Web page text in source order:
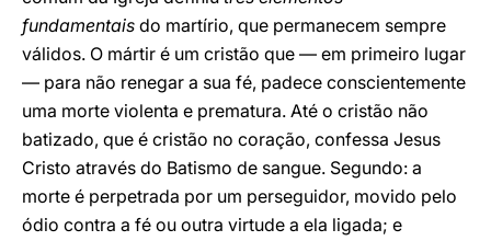
fundamentais do martírio, que permanecem sempre
válidos. O mártir é um cristão que — em primeiro lugar
— para não renegar a sua fé, padece conscientemente
uma morte violenta e prematura. Até o cristão não
batizado, que é cristão no coração, confessa Jesus
Cristo através do Batismo de sangue. Segundo: a
morte é perpetrada por um perseguidor, movido pelo
ódio contra a fé ou outra virtude a ela ligada; e